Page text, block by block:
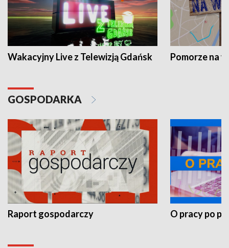
Wakacyjny Live z Telewizją Gdańsk Pomorze na
GOSPODARKA
Raport gospodarczy O pracy po